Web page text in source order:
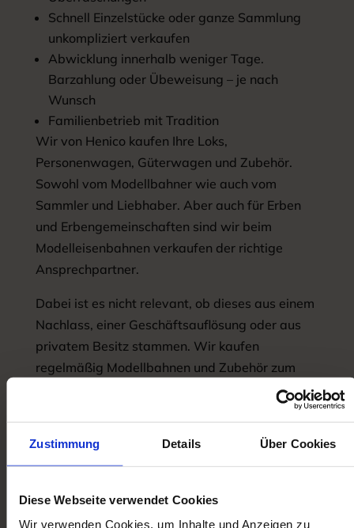
Zustimmung Details Über Cookies
Diese Webseite verwendet Cookies
Wir verwenden Cookies, um Inhalte und Anzeigen zu
Schnell Einzelstücke oder ganze Sammlung
unkompliziert verkaufen
Abwicklung innerhalb weniger Tage.
Barzahlung oder Übeweisung – je nach
Wunsch
Familienbetrieb mit Tradition
Wir von Henico kaufen Ihre Loks,
Personenwagen, Güterwagen und Zubehör.
Sowohl vom Modellbahner wie auch vom
Sammler und Liebhaber. Aber auch für Erben
und Erbengemeinschaften sind wir beim
Modelleisenbahnen verkaufen der richtige
Ansprechpartner.
Dabei ist es nicht relevant, ob dieses aus einem
Nachlass, einer Geschäftsauflösung oder aus
privatem Besitz stammen. Wir kaufen
regelmäßig Modellbahnen und Zubehör zum